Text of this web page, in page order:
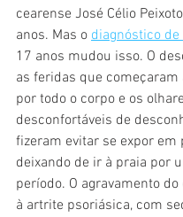
cearense José Célio
anos. Mas o diagnóstico
17 anos mudou isso. O
as feridas que começaram
por todo o corpo e os
desconfortáveis de
fizeram evitar se expor em
deixando de ir à praia por
período. O agravamento
à artrite psoriásica, com